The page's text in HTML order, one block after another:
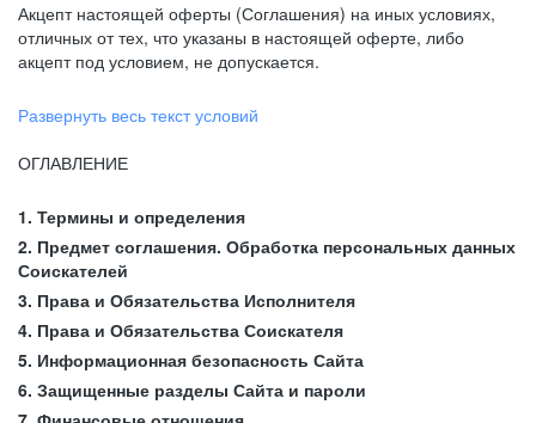
Акцепт настоящей оферты (Соглашения) на иных условиях,
отличных от тех, что указаны в настоящей оферте, либо
акцепт под условием, не допускается.
Развернуть весь текст условий
ОГЛАВЛЕНИЕ
1. Термины и определения
2. Предмет соглашения. Обработка персональных данных
Соискателей
3. Права и Обязательства Исполнителя
4. Права и Обязательства Соискателя
5. Информационная безопасность Сайта
6. Защищенные разделы Сайта и пароли